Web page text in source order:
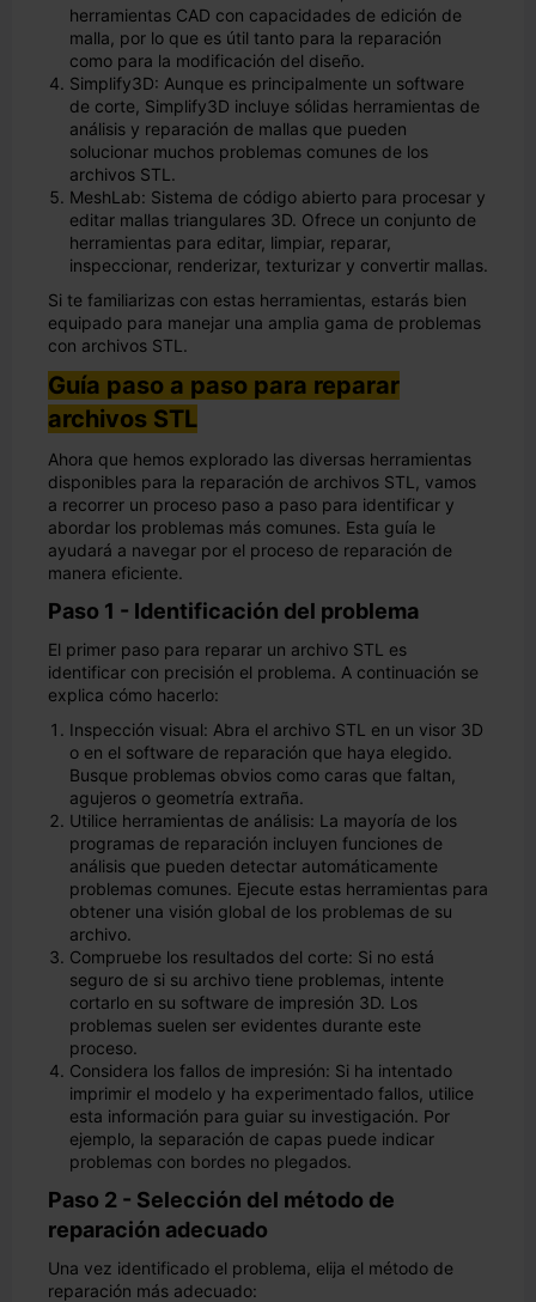
herramientas CAD con capacidades de edición de
malla, por lo que es útil tanto para la reparación
como para la modificación del diseño.
Simplify3D: Aunque es principalmente un software
de corte, Simplify3D incluye sólidas herramientas de
análisis y reparación de mallas que pueden
solucionar muchos problemas comunes de los
archivos STL.
MeshLab: Sistema de código abierto para procesar y
editar mallas triangulares 3D. Ofrece un conjunto de
herramientas para editar, limpiar, reparar,
inspeccionar, renderizar, texturizar y convertir mallas.
Si te familiarizas con estas herramientas, estarás bien
equipado para manejar una amplia gama de problemas
con archivos STL.
Guía paso a paso para reparar
archivos STL
Ahora que hemos explorado las diversas herramientas
disponibles para la reparación de archivos STL, vamos
a recorrer un proceso paso a paso para identificar y
abordar los problemas más comunes. Esta guía le
ayudará a navegar por el proceso de reparación de
manera eficiente.
Paso 1 - Identificación del problema
El primer paso para reparar un archivo STL es
identificar con precisión el problema. A continuación se
explica cómo hacerlo:
Inspección visual: Abra el archivo STL en un visor 3D
o en el software de reparación que haya elegido.
Busque problemas obvios como caras que faltan,
agujeros o geometría extraña.
Utilice herramientas de análisis: La mayoría de los
programas de reparación incluyen funciones de
análisis que pueden detectar automáticamente
problemas comunes. Ejecute estas herramientas para
obtener una visión global de los problemas de su
archivo.
Compruebe los resultados del corte: Si no está
seguro de si su archivo tiene problemas, intente
cortarlo en su software de impresión 3D. Los
problemas suelen ser evidentes durante este
proceso.
Considera los fallos de impresión: Si ha intentado
imprimir el modelo y ha experimentado fallos, utilice
esta información para guiar su investigación. Por
ejemplo, la separación de capas puede indicar
problemas con bordes no plegados.
Paso 2 - Selección del método de
reparación adecuado
Una vez identificado el problema, elija el método de
reparación más adecuado: